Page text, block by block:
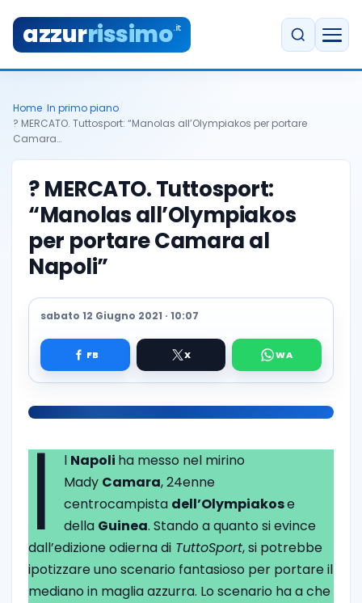
azzurrissimo.it
Home In primo piano
? MERCATO. Tuttosport: “Manolas all’Olympiakos per portare
Camara…
? MERCATO. Tuttosport:
“Manolas all’Olympiakos
per portare Camara al
Napoli”
sabato 12 Giugno 2021 · 10:07
I l Napoli ha messo nel mirino
Mady Camara, 24enne
centrocampista dell’Olympiakose
della Guinea. Stando a quanto si evince
dall’edizione odierna di TuttoSport, si potrebbe
ipotizzare uno scenario fantasioso per portare il
mediano in maglia azzurra. Lo scenario ha a che